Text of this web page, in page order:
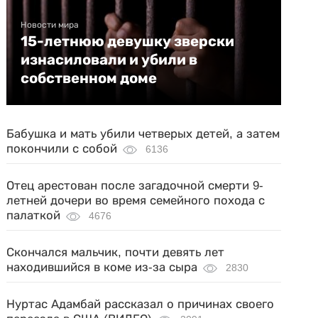
Новости мира
15-летнюю девушку зверски
изнасиловали и убили в
собственном доме
Бабушка и мать убили четверых детей, а затем
покончили с собой
6136
Отец арестован после загадочной смерти 9-
летней дочери во время семейного похода с
палаткой
4676
Скончался мальчик, почти девять лет
находившийся в коме из-за сыра
2830
Нуртас Адамбай рассказал о причинах своего